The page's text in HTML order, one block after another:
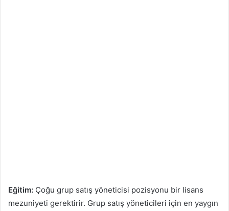
Eğitim: Çoğu grup satış yöneticisi pozisyonu bir lisans
mezuniyeti gerektirir. Grup satış yöneticileri için en yaygın